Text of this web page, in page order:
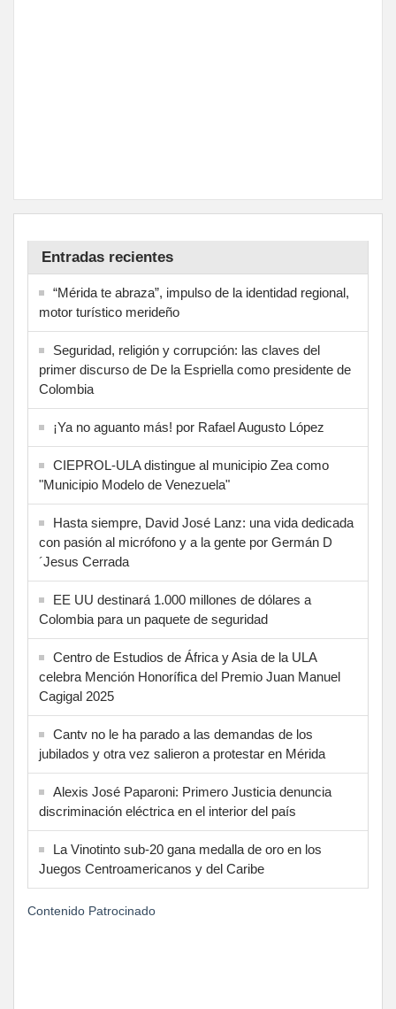
Entradas recientes
“Mérida te abraza”, impulso de la identidad regional,
motor turístico merideño
Seguridad, religión y corrupción: las claves del
primer discurso de De la Espriella como presidente de
Colombia
¡Ya no aguanto más! por Rafael Augusto López
CIEPROL-ULA distingue al municipio Zea como
"Municipio Modelo de Venezuela"
Hasta siempre, David José Lanz: una vida dedicada
con pasión al micrófono y a la gente por Germán D
´Jesus Cerrada
EE UU destinará 1.000 millones de dólares a
Colombia para un paquete de seguridad
Centro de Estudios de África y Asia de la ULA
celebra Mención Honorífica del Premio Juan Manuel
Cagigal 2025
Cantv no le ha parado a las demandas de los
jubilados y otra vez salieron a protestar en Mérida
Alexis José Paparoni: Primero Justicia denuncia
discriminación eléctrica en el interior del país
La Vinotinto sub-20 gana medalla de oro en los
Juegos Centroamericanos y del Caribe
Contenido Patrocinado